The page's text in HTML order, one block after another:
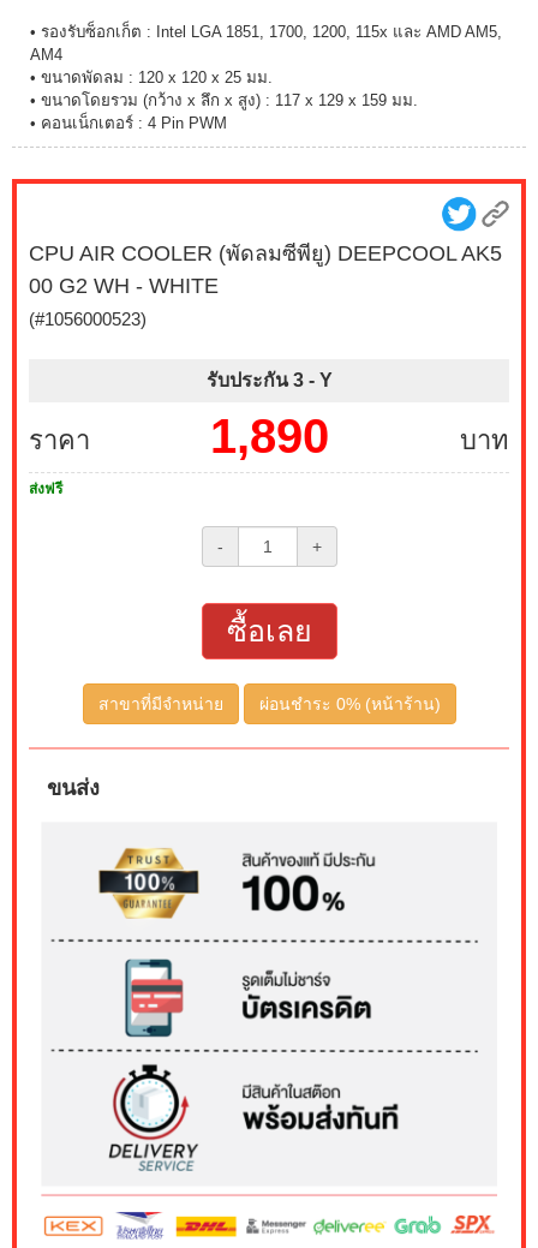
• รองรับซ็อกเก็ต : Intel LGA 1851, 1700, 1200, 115x และ AMD AM5,
AM4
• ขนาดพัดลม : 120 x 120 x 25 มม.
• ขนาดโดยรวม (กว้าง x ลึก x สูง) : 117 x 129 x 159 มม.
• คอนเน็กเตอร์ : 4 Pin PWM
CPU AIR COOLER (พัดลมซีพียู) DEEPCOOL AK5
00 G2 WH - WHITE
(#1056000523)
รับประกัน 3 - Y
ราคา บาท
1,890
ส่งฟรี
- +
ซื้อเลย
สาขาที่มีจำหน่าย ผ่อนชำระ 0% (หน้าร้าน)
ขนส่ง